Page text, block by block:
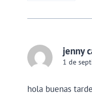
jenny
1 de
hola buenas